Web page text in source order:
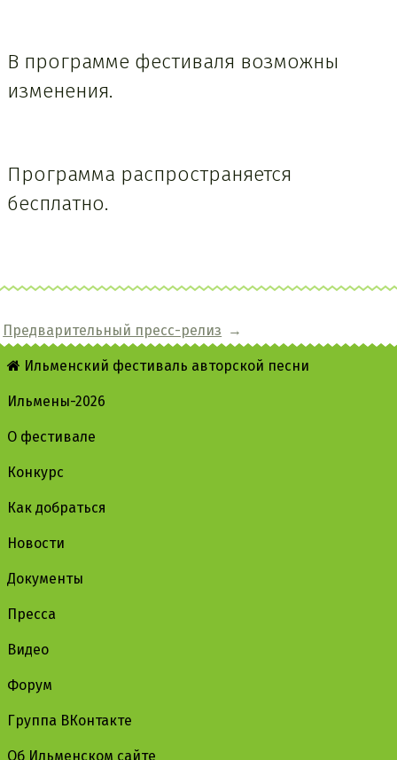
В программе фестиваля возможны
изменения.
Программа распространяется
бесплатно.
Предварительный пресс-релиз →
Ильменский фестиваль авторской песни
Ильмены-2026
О фестивале
Конкурс
Как добраться
Новости
Документы
Пресса
Видео
Форум
Группа ВКонтакте
Об Ильменском сайте